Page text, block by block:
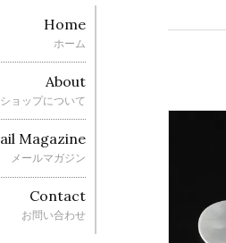
Home
ホーム
About
ショップについて
Magazine
メールマガジン
Contact
お問い合わせ